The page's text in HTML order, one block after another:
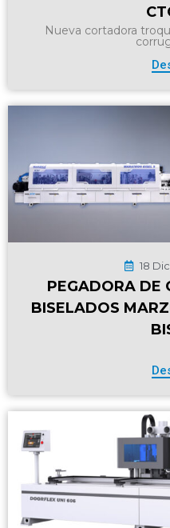
Nueva cortadora
18
PEGADORA DE
BISELADOS